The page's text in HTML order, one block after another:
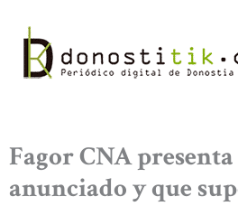
contenido
Fagor CNA presenta
anunciado y que